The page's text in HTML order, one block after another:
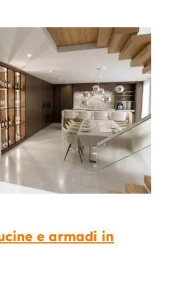
e armadi in